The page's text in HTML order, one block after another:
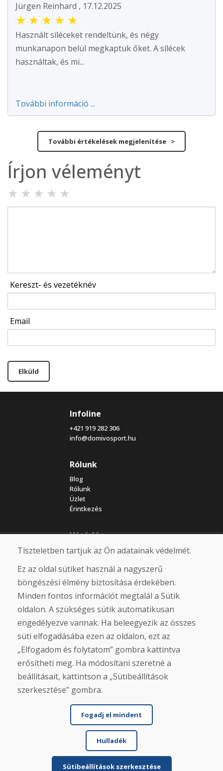
Jürgen Reinhard , 17.12.2025
★ ★ ★ ★ ★
Használt síléceket rendeltünk, és négy
munkanapon belül megkaptuk őket. A sílécek
használtak, és mi...
További információ ...
További értékelések megjelenítése >
Írjon véleményt
★ ★ ★ ★ ★
Kereszt- és vezetéknév
Email
Elküld
Infoline
+421 919 282 306
info@domivosport.hu
Rólunk
Blog
Rólunk
Üzlet
Érintkezés
Vásárlás
Eshop
Szállítás
Fizetés
Panasz
Áruk visszaküldése és cseréje
Adatvédelmi irányelvek
Cookies
Közösségi hálózatok
© DOMIVOSPORT 2026, minden jog fenntartva
Tiszteletben tartjuk az Ön adatainak védelmét.
Ez az oldal sütiket használ a nagyszerű
böngészési élmény biztosítása érdekében.
Minden fontos információt megtalál a Sütik
oldalon. A szükséges sütik automatikusan
engedélyezve vannak. Ha beleegyezik az összes
süti elfogadásába ezen az oldalon, ezt az
„Elfogadom és folytatom” gombra kattintva
erősítheti meg. Ha módosítani szeretné a
beállításait, kattintson a „Sütibeállítások
szerkesztése” gombra.
Fogadj el mindent
Hulladék
Sütibeállítások szerkesztése